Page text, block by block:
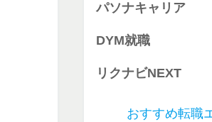
パソナキャリア
DYM就職
リクナビNEXT
おすすめ転職